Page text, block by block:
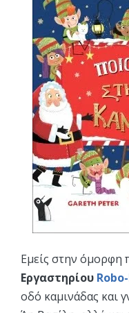
Εμείς στην όμορφη
Εργαστηρίου
οδό καμινάδας και